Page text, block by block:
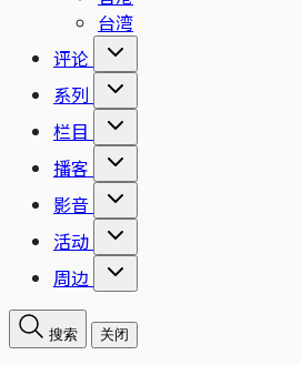
台湾
评论
系列
栏目
播客
影音
活动
周边
搜索 关闭